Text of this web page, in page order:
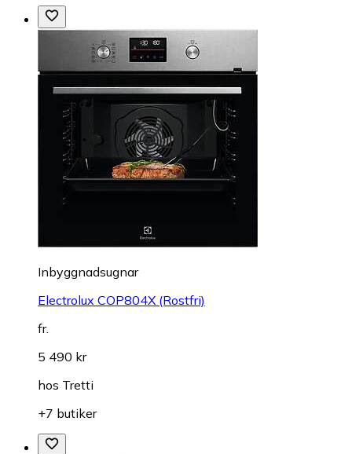
Inbyggnadsugnar
Electrolux COP804X (Rostfri)
fr.
5 490 kr
hos Tretti
+7 butiker